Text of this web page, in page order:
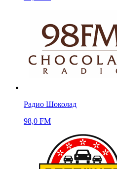
Радио Шоколад
98,0 FM